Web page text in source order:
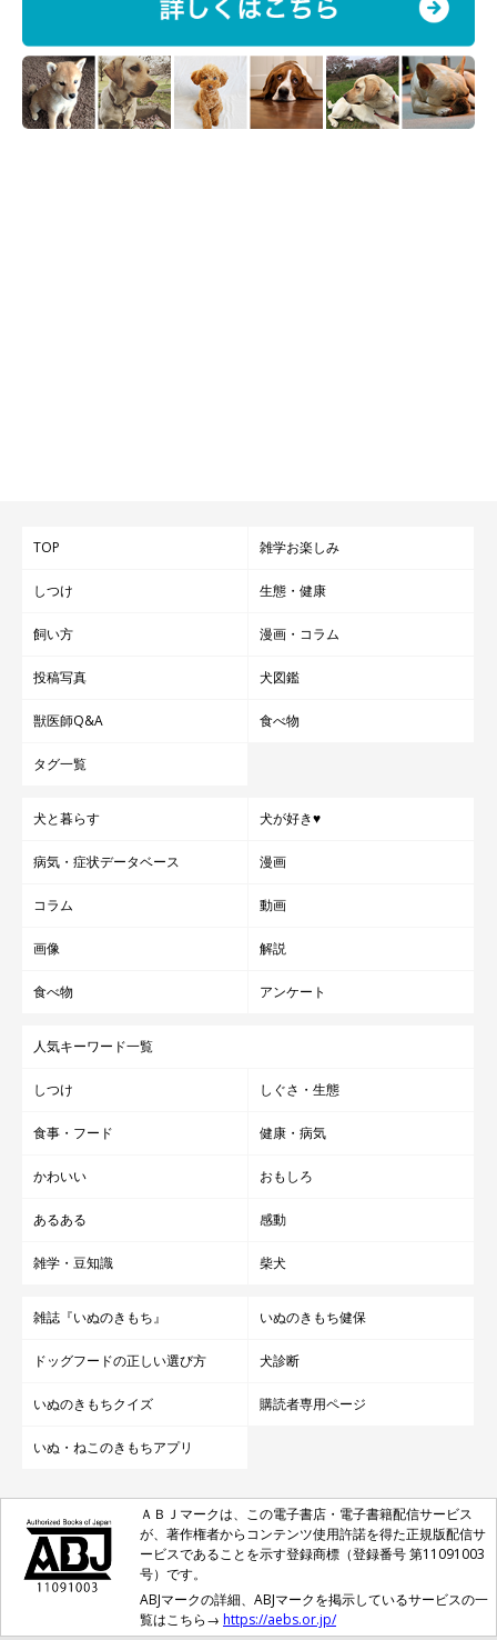
TOP 雑学お楽しみ
しつけ 生態・健康
飼い方 漫画・コラム
投稿写真 犬図鑑
獣医師Q&A 食べ物
タグ一覧
犬と暮らす 犬が好き♥
病気・症状データベース 漫画
コラム 動画
画像 解説
食べ物 アンケート
人気キーワード一覧
しつけ しぐさ・生態
食事・フード 健康・病気
かわいい おもしろ
あるある 感動
雑学・豆知識 柴犬
雑誌『いぬのきもち』 いぬのきもち健保
ドッグフードの正しい選び方 犬診断
いぬのきもちクイズ 購読者専用ページ
いぬ・ねこのきもちアプリ
ＡＢＪマークは、この電子書店・電子書籍配信サービス
が、著作権者からコンテンツ使用許諾を得た正規版配信サ
ービスであることを示す登録商標（登録番号 第11091003
号）です。
ABJマークの詳細、ABJマークを掲示しているサービスの一
覧はこちら→ https://aebs.or.jp/